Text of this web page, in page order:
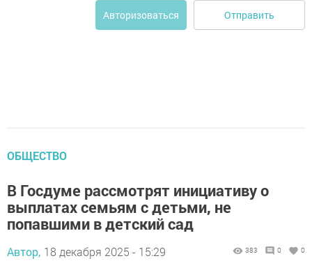
Авторизоваться Отправить
ОБЩЕСТВО
В Госдуме рассмотрят инициативу о
выплатах семьям с детьми, не
попавшими в детский сад
Автор, 18 декабря 2025 - 15:29 383 0 0